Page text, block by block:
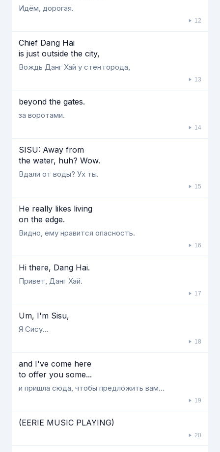
Идём, дорогая.
12
Chief Dang Hai
is just outside the city,
Вождь Данг Хай у стен города,
13
beyond the gates.
за воротами.
14
SISU: Away from
the water, huh? Wow.
Вдали от воды? Ух ты.
15
He really likes living
on the edge.
Видно, ему нравится опасность.
16
Hi there, Dang Hai.
Привет, Данг Хай.
17
Um, I'm Sisu,
Я Сису...
18
and I've come here
to offer you some...
и пришла сюда, чтобы предложить вам...
19
(EERIE MUSIC PLAYING)
20